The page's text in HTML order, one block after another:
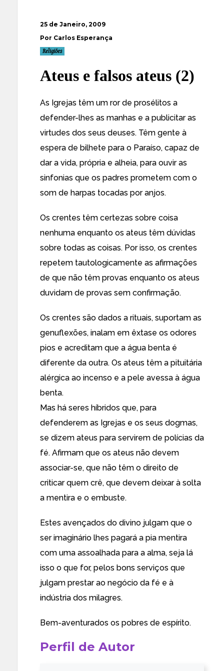
25 de Janeiro, 2009
Por Carlos Esperança
Religiões
Ateus e falsos ateus (2)
As Igrejas têm um ror de prosélitos a
defender-lhes as manhas e a publicitar as
virtudes dos seus deuses. Têm gente à
espera de bilhete para o Paraíso, capaz de
dar a vida, própria e alheia, para ouvir as
sinfonias que os padres prometem com o
som de harpas tocadas por anjos.
Os crentes têm certezas sobre coisa
nenhuma enquanto os ateus têm dúvidas
sobre todas as coisas. Por isso, os crentes
repetem tautologicamente as afirmações
de que não têm provas enquanto os ateus
duvidam de provas sem confirmação.
Os crentes são dados a rituais, suportam as
genuflexões, inalam em êxtase os odores
pios e acreditam que a água benta é
diferente da outra. Os ateus têm a pituitária
alérgica ao incenso e a pele avessa à água
benta.
Mas há seres híbridos que, para
defenderem as Igrejas e os seus dogmas,
se dizem ateus para servirem de polícias da
fé. Afirmam que os ateus não devem
associar-se, que não têm o direito de
criticar quem crê, que devem deixar à solta
a mentira e o embuste.
Estes avençados do divino julgam que o
ser imaginário lhes pagará a pia mentira
com uma assoalhada para a alma, seja lá
isso o que for, pelos bons serviços que
julgam prestar ao negócio da fé e à
indústria dos milagres.
Bem-aventurados os pobres de espírito.
Perfil de Autor